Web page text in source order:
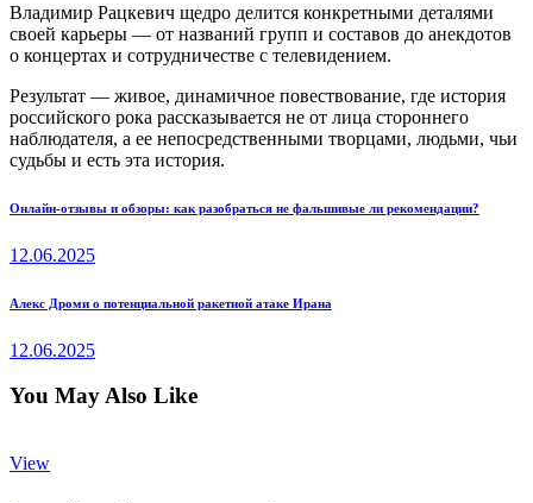
Владимир Рацкевич щедро делится конкретными деталями
своей карьеры — от названий групп и составов до анекдотов
о концертах и сотрудничестве с телевидением.
Результат — живое, динамичное повествование, где история
российского рока рассказывается не от лица стороннего
наблюдателя, а ее непосредственными творцами, людьми, чьи
судьбы и есть эта история.
Навигация
по
Previous
Онлайн-отзывы и обзоры: как разобраться не фальшивые ли рекомендации?
12.06.2025
Next
Алекс Дроми о потенциальной ракетной атаке Ирана
12.06.2025
You May Also Like
View